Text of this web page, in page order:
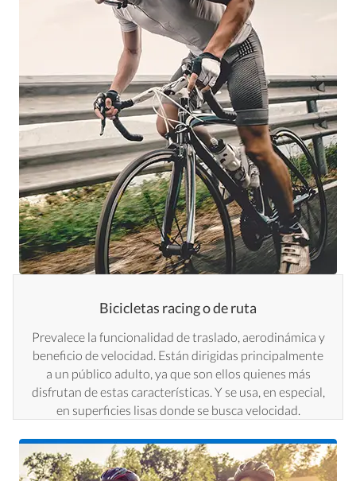
Bicicletas racing o de ruta
Prevalece la funcionalidad de traslado, aerodinámica y
beneficio de velocidad. Están dirigidas principalmente
a un público adulto, ya que son ellos quienes más
disfrutan de estas características. Y se usa, en especial,
en superficies lisas donde se busca velocidad.